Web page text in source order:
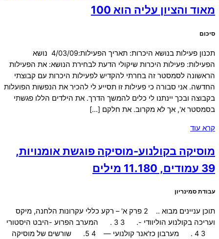
מאוד והציון עליה הוא 100
סיכום
תכנון פעילות בנושא היכרות: תאריך הפעילות:4/03/09 נושא
הפעילות: פעילות היכרות שיקולי הדעת לבחירת הנושא: את הפעילות
הראשונה לסמסטר זה בחרתי להקדיש לפעילות היכרות עם קבוצתי
החדשה. אני סבורה כי פעילות זו תסייע לי להכיר את הנפשות הפועלות
בקבוצה ובכך יינתנו לי כלים להמשך הדרך. את הילדים הללו פגשתי
בסמסטר א', אך לא מקרוב. את חלקם […]
קרא עוד
מוסיקה בקולנוע-מוסיקה פוגשת אומנויות,
39 עמודים, 11.180 מילים
עבודת סמינריון
תוכן עניינים מבוא .. 2 פרק א' – רקע כללי עקרונות הלחנה, מיקס
ועריכה בקולנוע הוליוודי -. 3 3 . המערב הפרוע -היבט היסטורי
3 4 . מערבון כז'אנר קולנועי — 4 5. שורשים של מוסיקה